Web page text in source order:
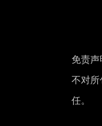
免责
不对所
任。